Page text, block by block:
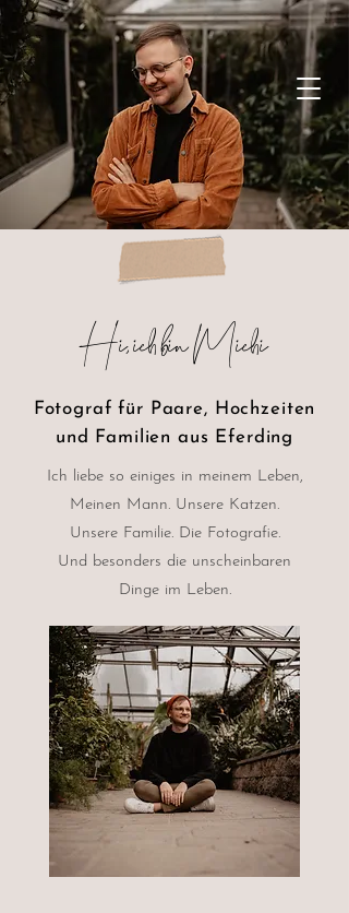
Hi, ich bin Michi
Fotograf für Paare, Hochzeiten
und Familien aus Eferding
Ich liebe so einiges in meinem Leben,
Meinen Mann. Unsere Katzen.
Unsere Familie. Die Fotografie.
Und besonders die unscheinbaren
Dinge im Leben.